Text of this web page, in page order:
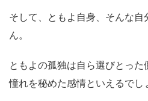
そして、ともよ自身、そんな
ん。
ともよの孤独は自ら選びとっ
憧れを秘めた感情といえるでし